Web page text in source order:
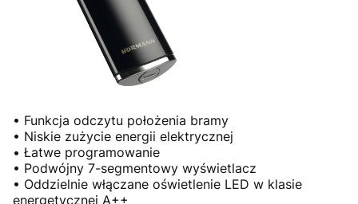
• Funkcja odczytu położenia bramy
• Niskie zużycie energii elektrycznej
• Łatwe programowanie
• Podwójny 7-segmentowy wyświetlacz
• Oddzielnie włączane oświetlenie LED w klasie
energetycznej A++